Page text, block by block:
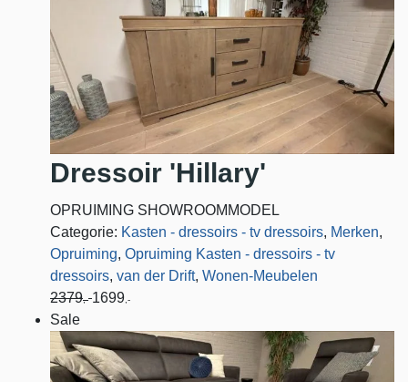
Dressoir 'Hillary'
OPRUIMING SHOWROOMMODEL
Categorie: Kasten - dressoirs - tv dressoirs, Merken,
Opruiming, Opruiming Kasten - dressoirs - tv
dressoirs, van der Drift, Wonen-Meubelen
2379,- 1699 ,-
Sale